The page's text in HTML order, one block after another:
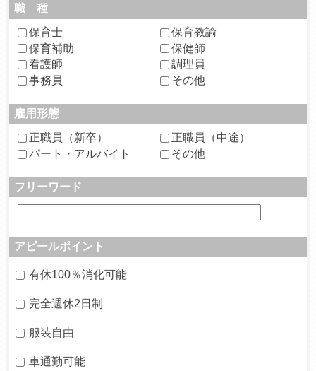
職 種
保育士
保育教諭
保育補助
保健師
看護師
調理員
事務員
その他
雇用形態
正職員（新卒）
正職員（中途）
パート・アルバイト
その他
フリーワード
アピールポイント
有休100％消化可能
完全週休2日制
服装自由
車通勤可能